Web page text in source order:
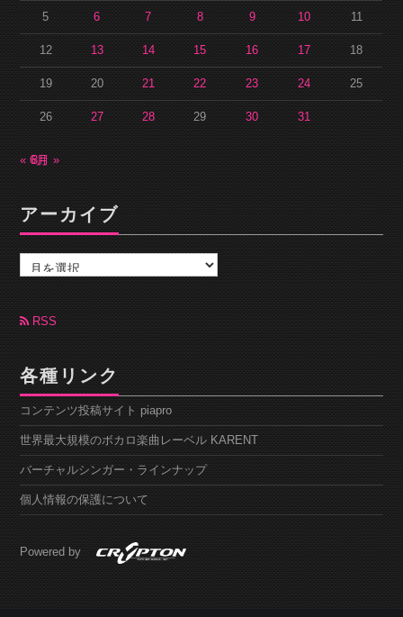
5 6 7 8 9 10 11
12 13 14 15 16 17 18
19 20 21 22 23 24 25
26 27 28 29 30 31
« 6月8月 »
アーカイブ
カ
ブ RSS
各種リンク
コンテンツ投稿サイト piapro
世界最大規模のボカロ楽曲レーベル KARENT
バーチャルシンガー・ラインナップ
個人情報の保護について
Powered by